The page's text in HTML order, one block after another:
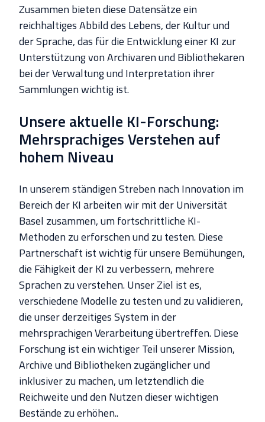
Zusammen bieten diese Datensätze ein
reichhaltiges Abbild des Lebens, der Kultur und
der Sprache, das für die Entwicklung einer KI zur
Unterstützung von Archivaren und Bibliothekaren
bei der Verwaltung und Interpretation ihrer
Sammlungen wichtig ist.
Unsere aktuelle KI-Forschung:
Mehrsprachiges Verstehen auf
hohem Niveau
In unserem ständigen Streben nach Innovation im
Bereich der KI arbeiten wir mit der Universität
Basel zusammen, um fortschrittliche KI-
Methoden zu erforschen und zu testen. Diese
Partnerschaft ist wichtig für unsere Bemühungen,
die Fähigkeit der KI zu verbessern, mehrere
Sprachen zu verstehen. Unser Ziel ist es,
verschiedene Modelle zu testen und zu validieren,
die unser derzeitiges System in der
mehrsprachigen Verarbeitung übertreffen. Diese
Forschung ist ein wichtiger Teil unserer Mission,
Archive und Bibliotheken zugänglicher und
inklusiver zu machen, um letztendlich die
Reichweite und den Nutzen dieser wichtigen
Bestände zu erhöhen..